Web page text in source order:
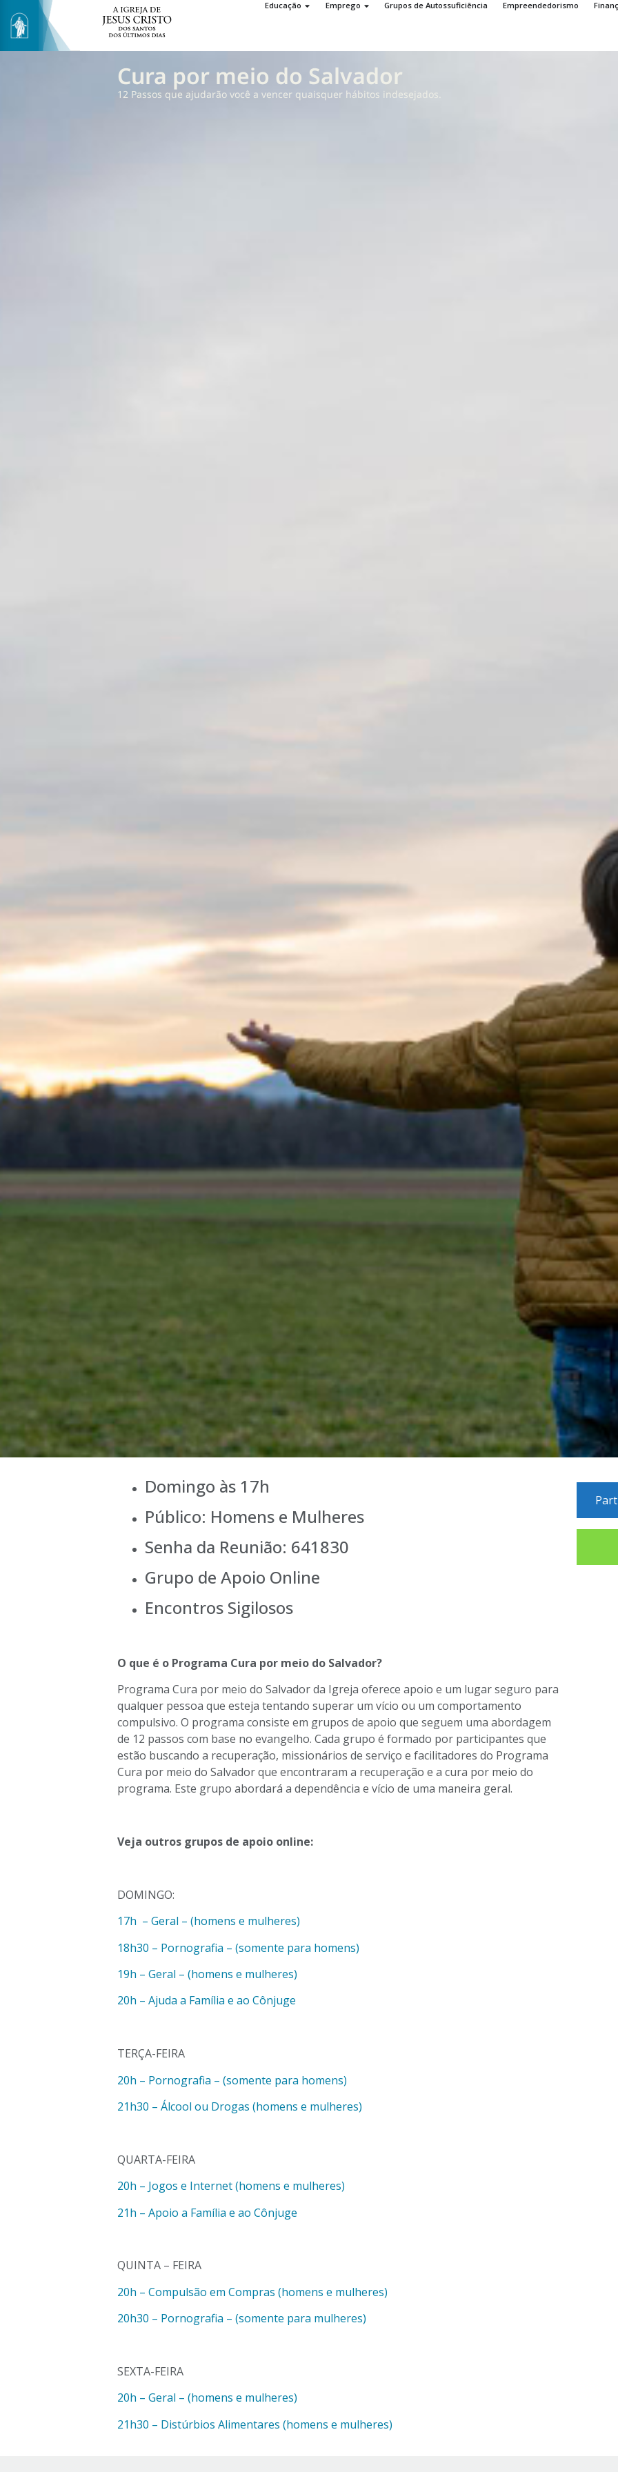
Educação Emprego Grupos de Autossuficiência Empreendedorismo
Cura por meio do Salvador
12 Passos que ajudarão você a vencer quaisquer hábitos indesejados.
Domingo às 17h
Público: Homens e Mulheres
Senha da Reunião: 641830
Grupo de Apoio Online
Encontros Sigilosos
O que é o Programa Cura por meio do Salvador?
Programa Cura por meio do Salvador da Igreja oferece apoio e um lugar seguro para
qualquer pessoa que esteja tentando superar um vício ou um comportamento
compulsivo. O programa consiste em grupos de apoio que seguem uma abordagem
de 12 passos com base no evangelho. Cada grupo é formado por participantes que
estão buscando a recuperação, missionários de serviço e facilitadores do Programa
Cura por meio do Salvador que encontraram a recuperação e a cura por meio do
programa. Este grupo abordará a dependência e vício de uma maneira geral.
Veja outros grupos de apoio online:
DOMINGO:
17h – Geral – (homens e mulheres)
18h30 – Pornografia – (somente para homens)
19h – Geral – (homens e mulheres)
20h – Ajuda a Família e ao Cônjuge
TERÇA-FEIRA
20h – Pornografia – (somente para homens)
21h30 – Álcool ou Drogas (homens e mulheres)
QUARTA-FEIRA
20h – Jogos e Internet (homens e mulheres)
21h – Apoio a Família e ao Cônjuge
QUINTA – FEIRA
20h – Compulsão em Compras (homens e mulheres)
20h30 – Pornografia – (somente para mulheres)
SEXTA-FEIRA
20h – Geral – (homens e mulheres)
21h30 – Distúrbios Alimentares (homens e mulheres)